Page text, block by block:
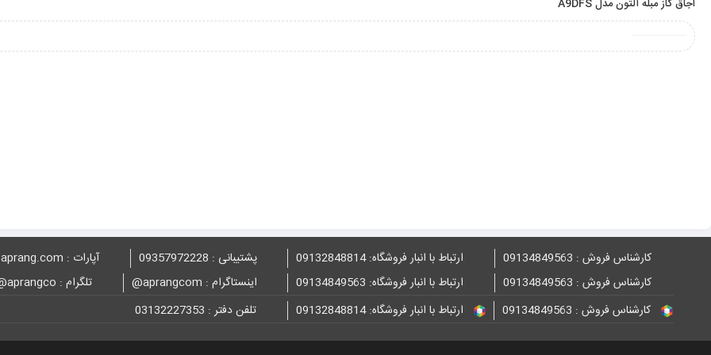
اجاق گاز مبله آلتون مدل A9DFS
کارشناس فروش : 09134849563 ارتباط با انبار فروشگاه: 09132848814 پشتیبانی : 09357972228
آپارات : aprang.com@
کارشناس فروش : 09134849563
ارتباط با انبار فروشگاه: 09134849563 اینستاگرام : aprangcom@
تلگرام : aprangco@
کارشناس فروش : 09134849563
ارتباط با انبار فروشگاه: 09132848814 تلفن دفتر : 03132227353